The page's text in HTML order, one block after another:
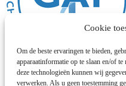
Cookie
Om de beste ervaringen te bieden,
apparaatinformatie op te slaan en/of
deze technologieën kunnen wij
verwerken. Als u geen toestemming